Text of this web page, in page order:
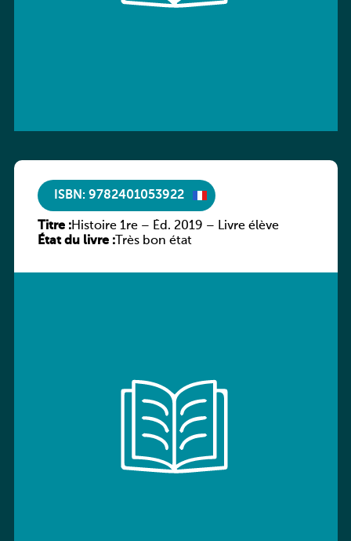
ISBN: 9782401053922
Titre :Histoire 1re – Éd. 2019 – Livre élève
État du livre :Très bon état